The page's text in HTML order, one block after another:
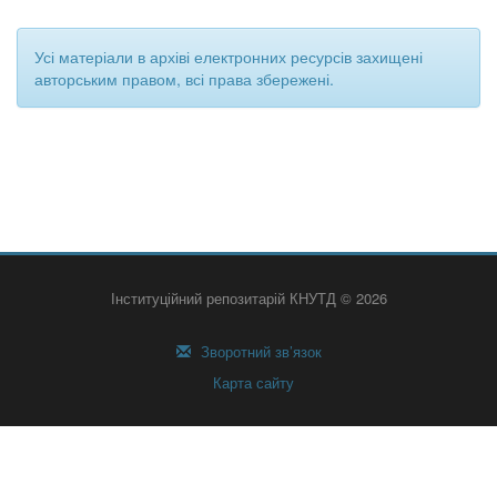
Усі матеріали в архіві електронних ресурсів захищені
авторським правом, всі права збережені.
Інституційний репозитарій КНУТД © 2026
Зворотний зв’язок
Карта сайту